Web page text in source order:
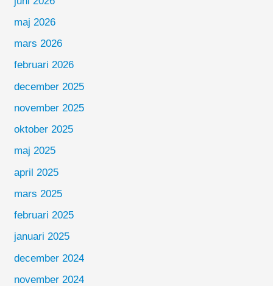
maj 2026
mars 2026
februari 2026
december 2025
november 2025
oktober 2025
maj 2025
april 2025
mars 2025
februari 2025
januari 2025
december 2024
november 2024